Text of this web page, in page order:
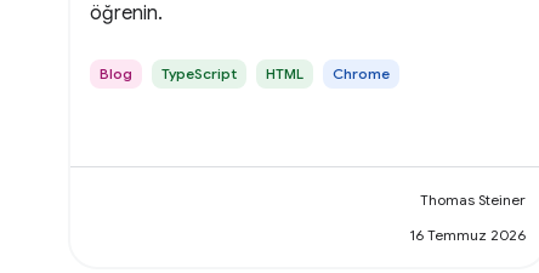
öğrenin.
Blog TypeScript HTML Chrome
Thomas Steiner
16 Temmuz 2026